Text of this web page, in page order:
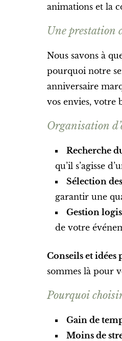
animations et la
Une prestation
Nous savons à
pourquoi notre
anniversaire
vos envies, votre
Organisation
Recherche
qu’il s’agisse
Sélection
garantir une
Gestion
de votre
Conseils et idées
sommes là pour
Pourquoi
Gain de
Moins de